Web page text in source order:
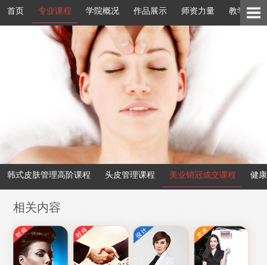
首页 专业课程 学院概况 作品展示 师资力量 教学环境
韩式皮肤管理高阶课程 头皮管理课程 美业销冠成交课程 健
相关内容